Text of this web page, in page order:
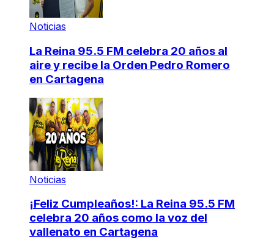
Noticias
La Reina 95.5 FM celebra 20 años al
aire y recibe la Orden Pedro Romero
en Cartagena
Noticias
¡Feliz Cumpleaños!: La Reina 95.5 FM
celebra 20 años como la voz del
vallenato en Cartagena